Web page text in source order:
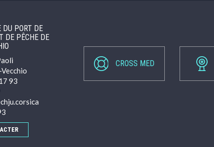
DU PORT DE
DE PÊCHE DE
93
CROSS MED